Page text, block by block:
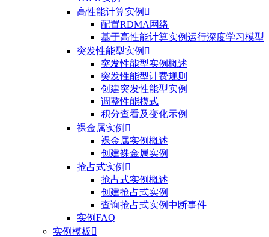
高性能计算实例 
配置RDMA网络
基于高性能计算实例运行深度学习模型
突发性能型实例 
突发性能型实例概述
突发性能型计费规则
创建突发性能型实例
调整性能模式
积分查看及变化示例
裸金属实例 
裸金属实例概述
创建裸金属实例
抢占式实例 
抢占式实例概述
创建抢占式实例
查询抢占式实例中断事件
实例FAQ
实例模板 